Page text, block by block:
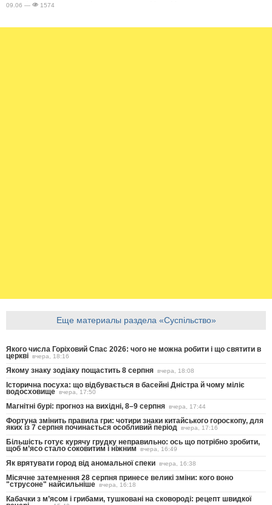
09.06 — 1574
Еще материалы раздела «Суспільство»
Якого числа Горіховий Спас 2026: чого не можна робити і що святити в
церкві вчера, 18:16
Якому знаку зодіаку пощастить 8 серпня вчера, 18:08
Історична посуха: що відбувається в басейні Дністра й чому міліє
водосховище вчера, 17:50
Магнітні бурі: прогноз на вихідні, 8–9 серпня вчера, 17:44
Фортуна змінить правила гри: чотири знаки китайського гороскопу, для
яких із 7 серпня починається особливий період вчера, 17:16
Більшість готує курячу грудку неправильно: ось що потрібно зробити,
щоб м’ясо стало соковитим і ніжним вчера, 16:49
Як врятувати город від аномальної спеки вчера, 16:38
Місячне затемнення 28 серпня принесе великі зміни: кого воно
"струсоне" найсильніше вчера, 16:18
Кабачки з м’ясом і грибами, тушковані на сковороді: рецепт швидкої